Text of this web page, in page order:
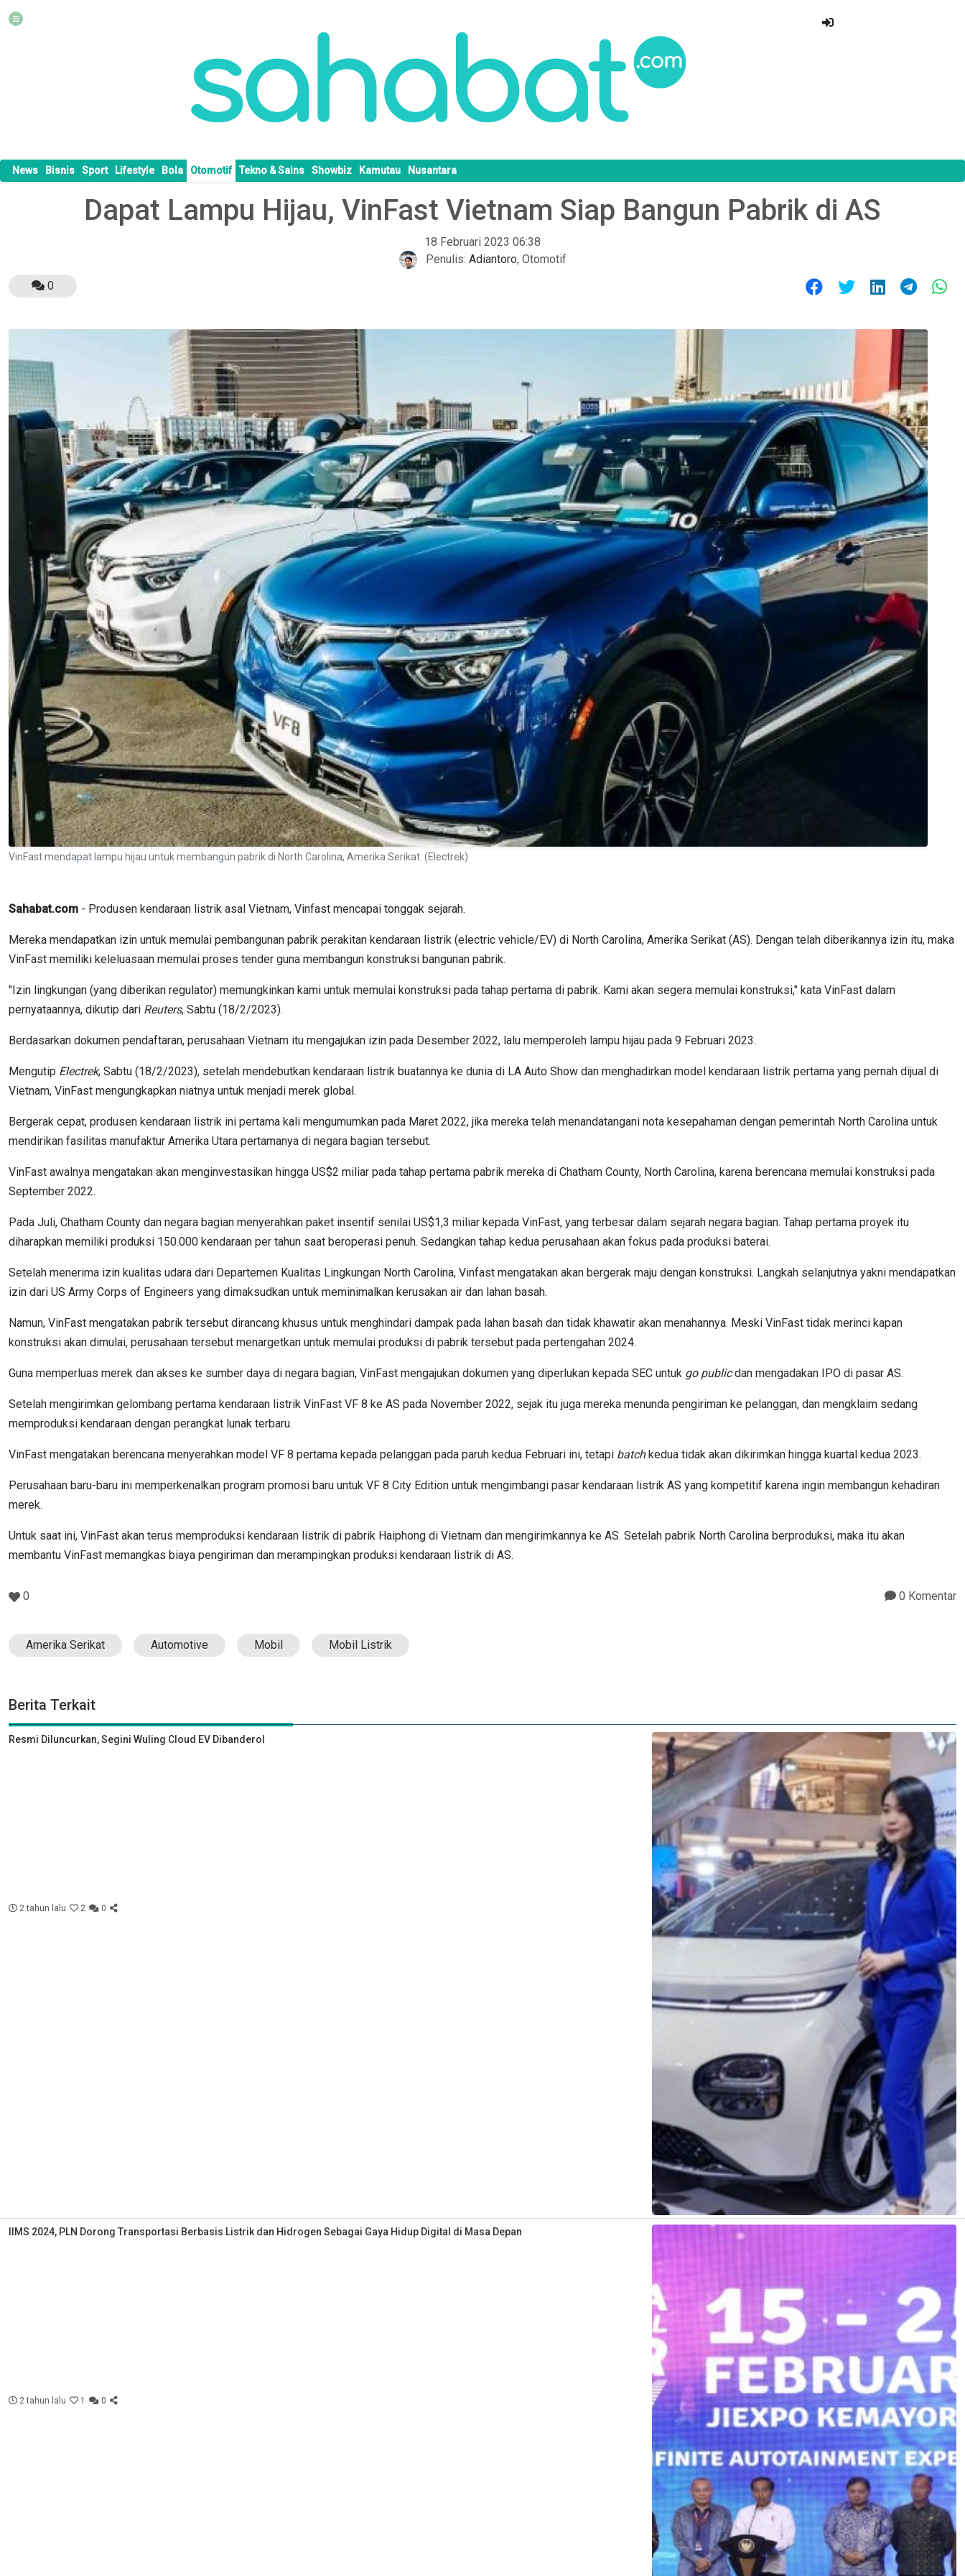
News Bisnis Sport Lifestyle Bola Otomotif Tekno & Sains Showbiz Kamutau Nusantara
Dapat Lampu Hijau, VinFast Vietnam Siap Bangun Pabrik di AS
18 Februari 2023 06:38
Penulis: Adiantoro, Otomotif
0
VinFast mendapat lampu hijau untuk membangun pabrik di North Carolina, Amerika Serikat. (Electrek)
Sahabat.com - Produsen kendaraan listrik asal Vietnam, Vinfast mencapai tonggak sejarah.
Mereka mendapatkan izin untuk memulai pembangunan pabrik perakitan kendaraan listrik (electric vehicle/EV) di North Carolina, Amerika Serikat (AS). Dengan telah diberikannya izin itu, maka
VinFast memiliki keleluasaan memulai proses tender guna membangun konstruksi bangunan pabrik.
"Izin lingkungan (yang diberikan regulator) memungkinkan kami untuk memulai konstruksi pada tahap pertama di pabrik. Kami akan segera memulai konstruksi," kata VinFast dalam
pernyataannya, dikutip dari Reuters, Sabtu (18/2/2023).
Berdasarkan dokumen pendaftaran, perusahaan Vietnam itu mengajukan izin pada Desember 2022, lalu memperoleh lampu hijau pada 9 Februari 2023.
Mengutip Electrek, Sabtu (18/2/2023), setelah mendebutkan kendaraan listrik buatannya ke dunia di LA Auto Show dan menghadirkan model kendaraan listrik pertama yang pernah dijual di
Vietnam, VinFast mengungkapkan niatnya untuk menjadi merek global.
Bergerak cepat, produsen kendaraan listrik ini pertama kali mengumumkan pada Maret 2022, jika mereka telah menandatangani nota kesepahaman dengan pemerintah North Carolina untuk
mendirikan fasilitas manufaktur Amerika Utara pertamanya di negara bagian tersebut.
VinFast awalnya mengatakan akan menginvestasikan hingga US$2 miliar pada tahap pertama pabrik mereka di Chatham County, North Carolina, karena berencana memulai konstruksi pada
September 2022.
Pada Juli, Chatham County dan negara bagian menyerahkan paket insentif senilai US$1,3 miliar kepada VinFast, yang terbesar dalam sejarah negara bagian. Tahap pertama proyek itu
diharapkan memiliki produksi 150.000 kendaraan per tahun saat beroperasi penuh. Sedangkan tahap kedua perusahaan akan fokus pada produksi baterai.
Setelah menerima izin kualitas udara dari Departemen Kualitas Lingkungan North Carolina, Vinfast mengatakan akan bergerak maju dengan konstruksi. Langkah selanjutnya yakni mendapatkan
izin dari US Army Corps of Engineers yang dimaksudkan untuk meminimalkan kerusakan air dan lahan basah.
Namun, VinFast mengatakan pabrik tersebut dirancang khusus untuk menghindari dampak pada lahan basah dan tidak khawatir akan menahannya. Meski VinFast tidak merinci kapan
konstruksi akan dimulai, perusahaan tersebut menargetkan untuk memulai produksi di pabrik tersebut pada pertengahan 2024.
Guna memperluas merek dan akses ke sumber daya di negara bagian, VinFast mengajukan dokumen yang diperlukan kepada SEC untuk go publicdan mengadakan IPO di pasar AS.
Setelah mengirimkan gelombang pertama kendaraan listrik VinFast VF 8 ke AS pada November 2022, sejak itu juga mereka menunda pengiriman ke pelanggan, dan mengklaim sedang
memproduksi kendaraan dengan perangkat lunak terbaru.
VinFast mengatakan berencana menyerahkan model VF 8 pertama kepada pelanggan pada paruh kedua Februari ini, tetapi batchkedua tidak akan dikirimkan hingga kuartal kedua 2023.
Perusahaan baru-baru ini memperkenalkan program promosi baru untuk VF 8 City Edition untuk mengimbangi pasar kendaraan listrik AS yang kompetitif karena ingin membangun kehadiran
merek.
Untuk saat ini, VinFast akan terus memproduksi kendaraan listrik di pabrik Haiphong di Vietnam dan mengirimkannya ke AS. Setelah pabrik North Carolina berproduksi, maka itu akan
membantu VinFast memangkas biaya pengiriman dan merampingkan produksi kendaraan listrik di AS.
0 0 Komentar
Amerika Serikat Automotive Mobil Mobil Listrik
Berita Terkait
Resmi Diluncurkan, Segini Wuling Cloud EV Dibanderol
2 tahun lalu 2 0
IIMS 2024, PLN Dorong Transportasi Berbasis Listrik dan Hidrogen Sebagai Gaya Hidup Digital di Masa Depan
2 tahun lalu 1 0